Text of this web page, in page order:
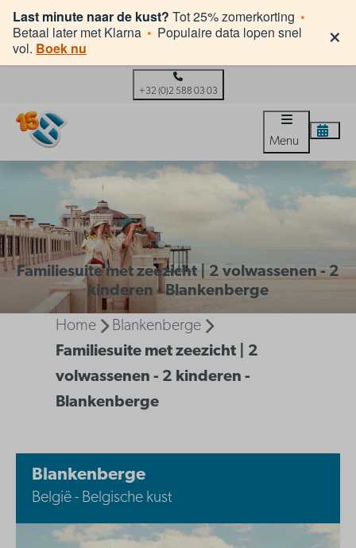
Last minute naar de kust? Tot 25% zomerkorting •
Betaal later met Klarna • Populaire data lopen snel
vol. Boek nu ×
+32 (0)2 588 03 03
Menu
Familiesuite met zeezicht | 2 volwassenen - 2
kinderen - Blankenberge
Home
Blankenberge
Familiesuite met zeezicht | 2
volwassenen - 2 kinderen -
Blankenberge
Blankenberge
België - Belgische kust